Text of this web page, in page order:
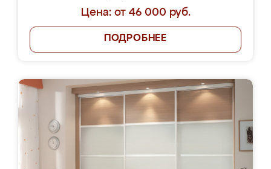
Цена: от 46 000 руб.
ПОДРОБНЕЕ